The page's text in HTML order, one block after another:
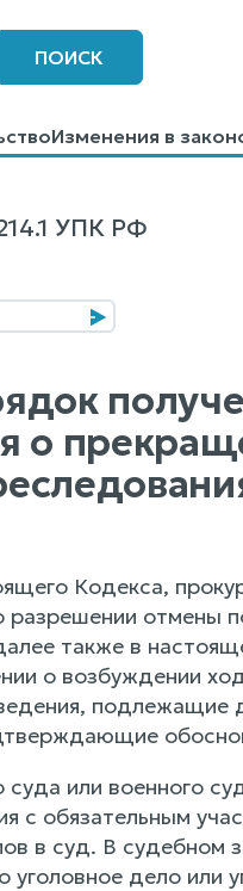
ПОИСК
Изменения в
УПК РФ
о
Кодекса,
отмены
также в
о возбуждении
подлежащие
или военного
с обязательным
в суд. В судебном
дело или